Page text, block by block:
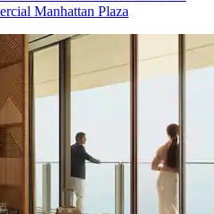
Manhattan Plaza